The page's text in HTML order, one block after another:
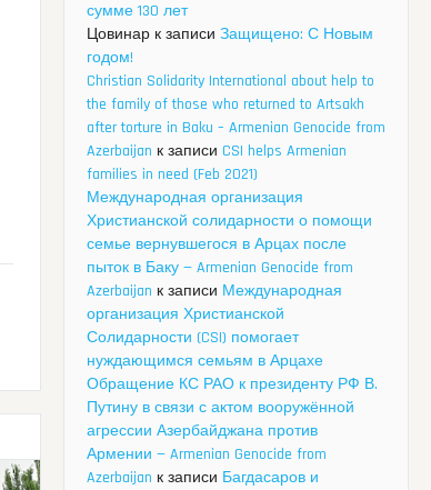
сумме 130 лет
Цовинар к записи Защищено: С Новым
годом!
Christian Solidarity International about help to
the family of those who returned to Artsakh
after torture in Baku – Armenian Genocide from
Azerbaijan к записи CSI helps Armenian
families in need (Feb 2021)
Международная организация
Христианской солидарности о помощи
семье вернувшегося в Арцах после
пыток в Баку — Armenian Genocide from
Azerbaijan к записи Международная
организация Христианской
Солидарности (CSI) помогает
нуждающимся семьям в Арцахе
Обращение КС РАО к президенту РФ В.
Путину в связи с актом вооружённой
агрессии Азербайджана против
Армении — Armenian Genocide from
Azerbaijan к записи Багдасаров и